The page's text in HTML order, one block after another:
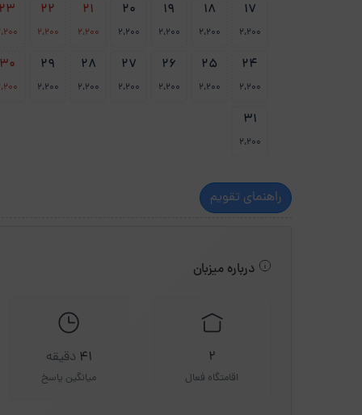
17
2،200
18
2،200
19
2،200
20
2،200
21
2،200
22
2،200
23
24
2،200
25
2،200
26
2،200
27
2،200
28
2،200
29
2،200
30
31
2،200
راهنمای تقویم
درباره میزبان
2
اقامتگاه فعال
41 دقیقه
میانگین پاسخ